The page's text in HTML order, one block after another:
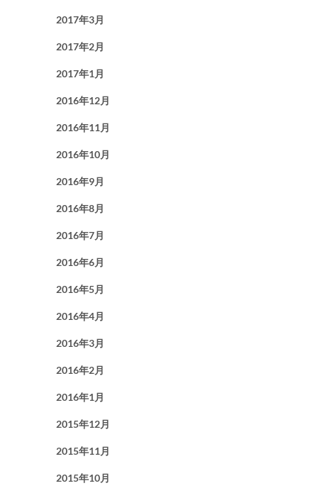
2017年3月
2017年2月
2017年1月
2016年12月
2016年11月
2016年10月
2016年9月
2016年8月
2016年7月
2016年6月
2016年5月
2016年4月
2016年3月
2016年2月
2016年1月
2015年12月
2015年11月
2015年10月